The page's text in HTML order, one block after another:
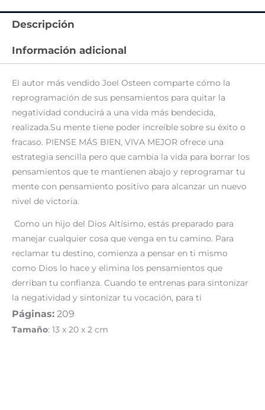
Descripción
Información adicional
El autor más vendido Joel Osteen comparte cómo la
reprogramación de sus pensamientos para quitar la
negatividad conducirá a una vida más bendecida,
realizada.Su mente tiene poder increíble sobre su éxito o
fracaso. PIENSE MÁS BIEN, VIVA MEJOR ofrece una
estrategia sencilla pero que cambia la vida para borrar los
pensamientos que te mantienen abajo y reprogramar tu
mente con pensamiento positivo para alcanzar un nuevo
nivel de victoria.
Como un hijo del Dios Altísimo, estás preparado para
manejar cualquier cosa que venga en tu camino. Para
reclamar tu destino, comienza a pensar en ti mismo
como Dios lo hace y elimina los pensamientos que
derriban tu confianza. Cuando te entrenas para sintonizar
la negatividad y sintonizar tu vocación, para ti
Páginas: 209
Tamaño: 13 x 20 x 2 cm